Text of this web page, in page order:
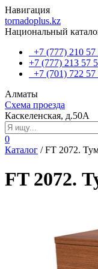
Навигация
tornadoplus.kz
Национальный
+7 (777) 210 57
+7 (777) 213 57
+7 (701) 722 57
Алматы
Схема проезда
Каскеленская, д.50А
0
Каталог /FT 2072.
FT 2072.